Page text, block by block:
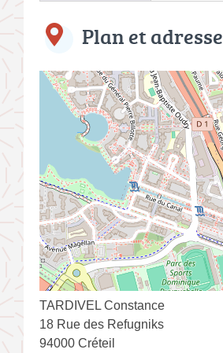
Plan et adresse
TARDIVEL Constance
18 Rue des Refugniks
94000 Créteil